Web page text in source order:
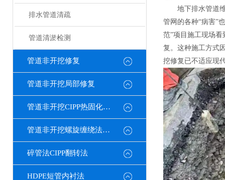
排水管道清疏
管道清淤检测
管道非开挖修复
管道非开挖局部修复
管道非开挖CIPP热固化修复
管道非开挖螺旋缠绕法修复
碎管法CIPP翻转法
HDPE短管内衬法
地下排水管道
管网的各种“病害”
范”项目施工现场
复。这种施工方式
挖修复已不适应现